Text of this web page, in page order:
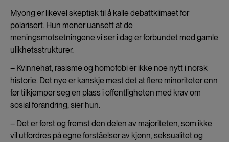
Myong er likevel skeptisk til å kalle debattklimaet for
polarisert. Hun mener uansett at de
meningsmotsetningene vi ser i dag er forbundet med gamle
ulikhetsstrukturer.
– Kvinnehat, rasisme og homofobi er ikke noe nytt i norsk
historie. Det nye er kanskje mest det at flere minoriteter enn
før tilkjemper seg en plass i offentligheten med krav om
sosial forandring, sier hun.
– Det er først og fremst den delen av majoriteten, som ikke
vil utfordres på egne forståelser av kjønn, seksualitet og